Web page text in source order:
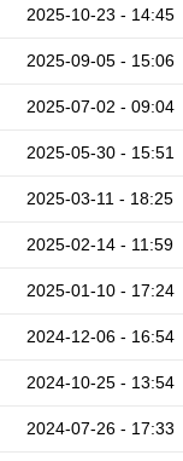
2025-10-23 - 14:45
2025-09-05 - 15:06
2025-07-02 - 09:04
2025-05-30 - 15:51
2025-03-11 - 18:25
2025-02-14 - 11:59
2025-01-10 - 17:24
2024-12-06 - 16:54
2024-10-25 - 13:54
2024-07-26 - 17:33